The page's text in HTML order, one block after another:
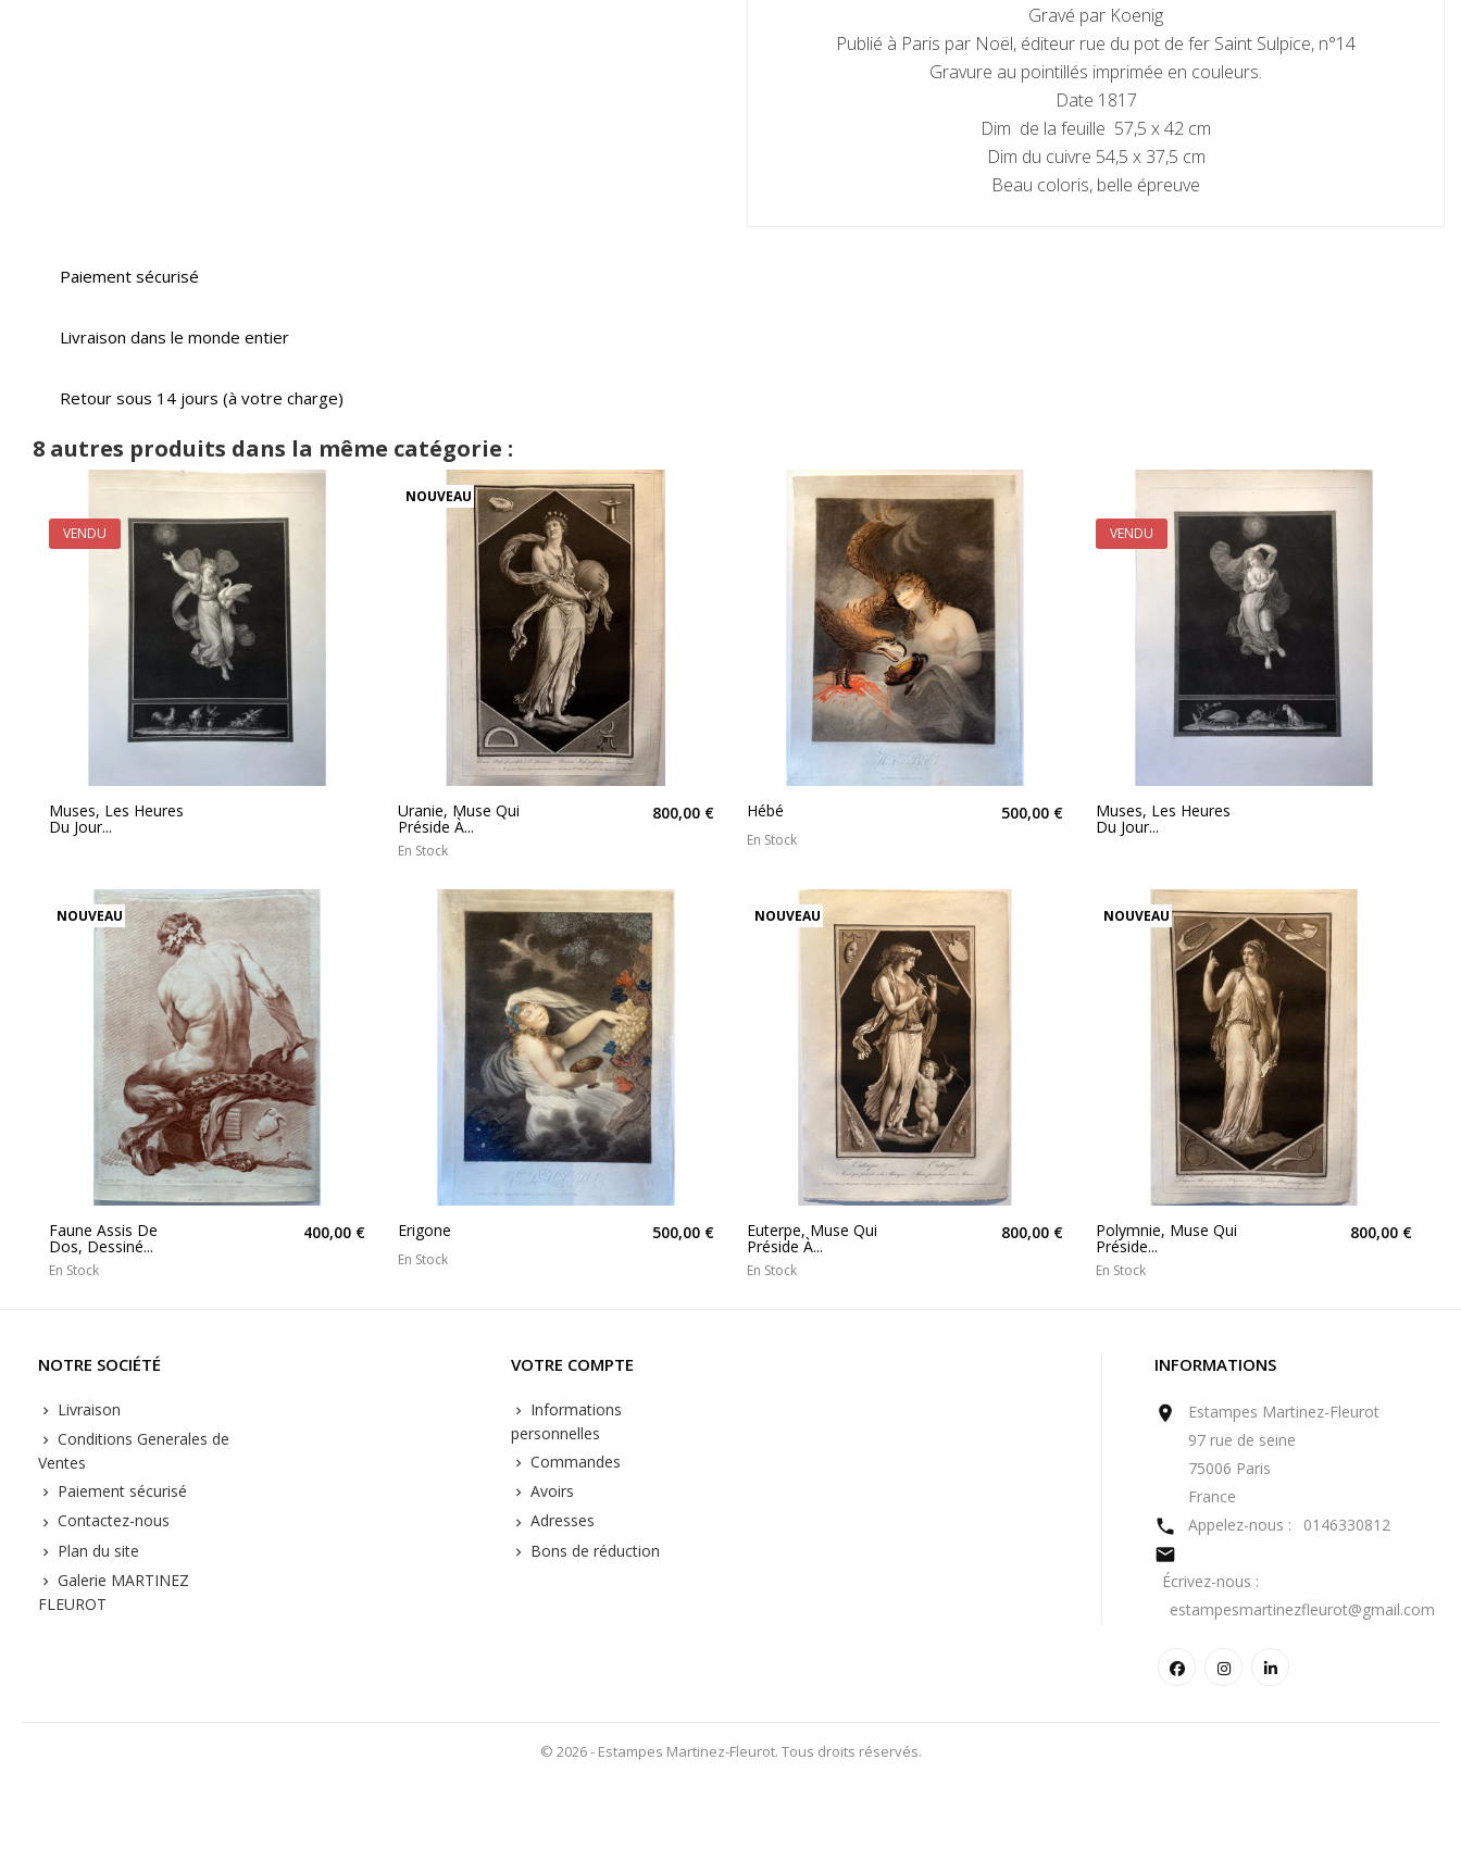
Gravé par Koenig
Publié à Paris par Noël, éditeur rue du pot de fer Saint Sulpice, n°14
Gravure au pointillés imprimée en couleurs.
Date 1817
Dim de la feuille 57,5 x 42 cm
Dim du cuivre 54,5 x 37,5 cm
Beau coloris, belle épreuve
Paiement sécurisé
Livraison dans le monde entier
Retour sous 14 jours (à votre charge)
8 autres produits dans la même catégorie :
Muses, Les Heures
Du Jour...
VENDU
NOUVEAU
Uranie, Muse Qui
Préside À...
800,00 €
En Stock
Hébé 500,00 €
En Stock
Muses, Les Heures
Du Jour...
VENDU
NOUVEAU
Faune Assis De
Dos, Dessiné...
400,00 €
En Stock
Erigone 500,00 €
En Stock
NOUVEAU
Euterpe, Muse Qui
Préside À...
800,00 €
En Stock
NOUVEAU
Polymnie, Muse Qui
Préside...
800,00 €
En Stock
NOTRE SOCIÉTÉ
Livraison
Conditions Generales de
Ventes
Paiement sécurisé
Contactez-nous
Plan du site
Galerie MARTINEZ
FLEUROT
VOTRE COMPTE
Informations
personnelles
Commandes
Avoirs
Adresses
Bons de réduction
INFORMATIONS

Estampes Martinez-Fleurot
97 rue de seine
75006 Paris
France
 Appelez-nous : 0146330812

Écrivez-nous :
estampesmartinezfleurot@gmail.com
© 2026 - Estampes Martinez-Fleurot. Tous droits réservés.